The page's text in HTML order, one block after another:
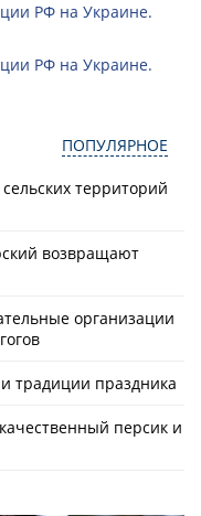
РФ на Украине.
РФ на Украине.
ПОПУЛЯРНОЕ
территорий
возвращают
организации
традиции праздника
персик и